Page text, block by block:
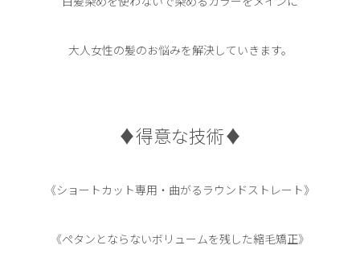
大人女性の髪のお悩みを解決していきます。
♦︎得意な技術♦︎
《ショートカット専用・曲がるラウンドストレート》
《ペタンとならないボリュームを残した縮毛矯正》